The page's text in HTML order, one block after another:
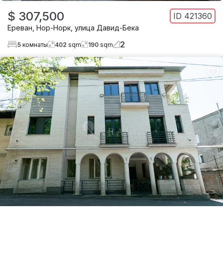
$ 307,500 ID 421360
Ереван Нор-Норк улица Давид-Бека
5 комнаты 402 sqm 190 sqm 2